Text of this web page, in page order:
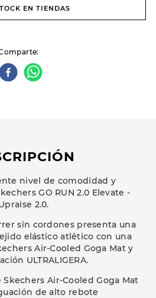
EN TIENDAS
nivel de comodidad y
GO RUN 2.0 Elevate -
2.0.
sin cordones presenta una
elástico atlético con una
Air-Cooled Goga Mat y
ULTRALIGERA.
Air-Cooled Goga Mat
de alto rebote